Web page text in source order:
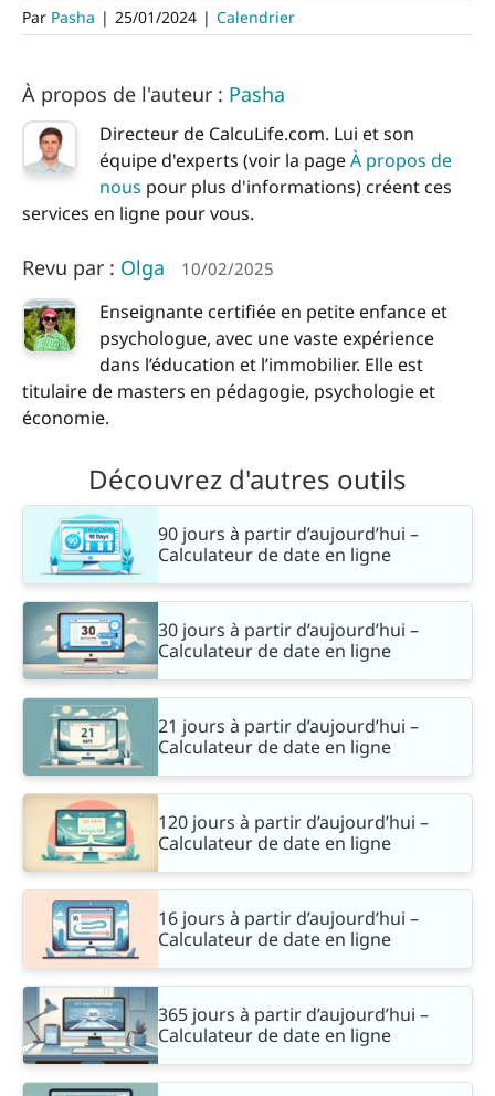
Par Pasha | 25/01/2024 | Calendrier
À propos de l'auteur : Pasha
Directeur de CalcuLife.com. Lui et son
équipe d'experts (voir la pageÀ propos de
nous pour plus d'informations) créent ces
services en ligne pour vous.
Revu par : Olga 10/02/2025
Enseignante certifiée en petite enfance et
psychologue, avec une vaste expérience
dans l’éducation et l’immobilier. Elle est
titulaire de masters en pédagogie, psychologie et
économie.
Découvrez d'autres outils
90 jours à partir d’aujourd’hui –
Calculateur de date en ligne
30 jours à partir d’aujourd’hui –
Calculateur de date en ligne
21 jours à partir d’aujourd’hui –
Calculateur de date en ligne
120 jours à partir d’aujourd’hui –
Calculateur de date en ligne
16 jours à partir d’aujourd’hui –
Calculateur de date en ligne
365 jours à partir d’aujourd’hui –
Calculateur de date en ligne